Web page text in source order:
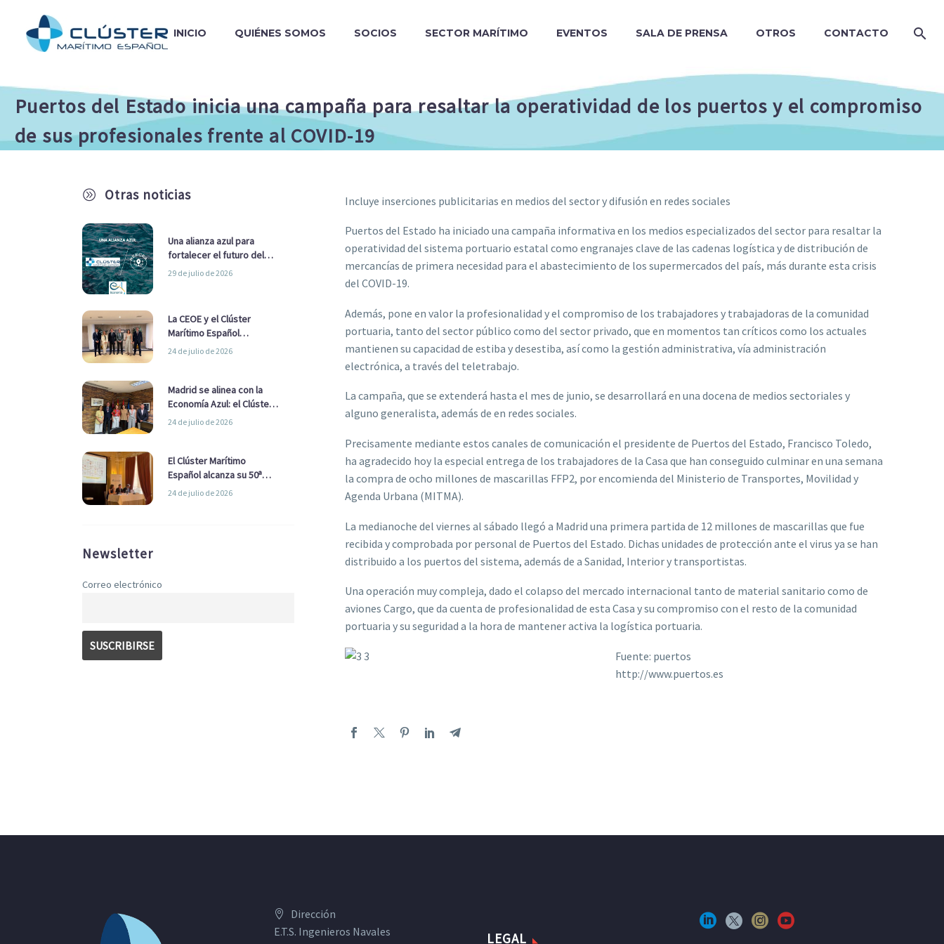
INICIO QUIÉNES SOMOS SOCIOS SECTOR MARÍTIMO EVENTOS SALA DE PRENSA OTROS CONTACTO
Puertos del Estado inicia una campaña para resaltar la operatividad de los puertos y el compromiso
de sus profesionales frente al COVID-19
A Otras noticias
Una alianza azul para
fortalecer el futuro del
sector marítimo
29 de julio de 2026
La CEOE y el Clúster
Marítimo Español
refuerzan su alianza para
24 de julio de 2026
Madrid se alinea con la
Economía Azul: el Clúster
Marítimo Español y la Real
Ayuntamiento
24 de julio de 2026
El Clúster Marítimo
Español alcanza su 50ª
Asamblea reafirmando su
24 de julio de 2026
Newsletter
Correo electrónico
Incluye inserciones publicitarias en medios del sector y difusión en redes sociales
Puertos del Estado ha iniciado una campaña informativa en los medios especializados del sector para resaltar la
operatividad del sistema portuario estatal como engranajes clave de las cadenas logística y de distribución de
mercancías de primera necesidad para el abastecimiento de los supermercados del país, más durante esta crisis
del COVID-19.
Además, pone en valor la profesionalidad y el compromiso de los trabajadores y trabajadoras de la comunidad
portuaria, tanto del sector público como del sector privado, que en momentos tan críticos como los actuales
mantienen su capacidad de estiba y desestiba, así como la gestión administrativa, vía administración
electrónica, a través del teletrabajo.
La campaña, que se extenderá hasta el mes de junio, se desarrollará en una docena de medios sectoriales y
alguno generalista, además de en redes sociales.
Precisamente mediante estos canales de comunicación el presidente de Puertos del Estado, Francisco Toledo,
ha agradecido hoy la especial entrega de los trabajadores de la Casa que han conseguido culminar en una semana
la compra de ocho millones de mascarillas FFP2, por encomienda del Ministerio de Transportes, Movilidad y
Agenda Urbana (MITMA).
La medianoche del viernes al sábado llegó a Madrid una primera partida de 12 millones de mascarillas que fue
recibida y comprobada por personal de Puertos del Estado. Dichas unidades de protección ante el virus ya se han
distribuido a los puertos del sistema, además de a Sanidad, Interior y transportistas.
Una operación muy compleja, dado el colapso del mercado internacional tanto de material sanitario como de
aviones Cargo, que da cuenta de profesionalidad de esta Casa y su compromiso con el resto de la comunidad
portuaria y su seguridad a la hora de mantener activa la logística portuaria.
Fuente: puertos
http://www.puertos.es
Dirección
E.T.S. Ingenieros Navales
LEGAL